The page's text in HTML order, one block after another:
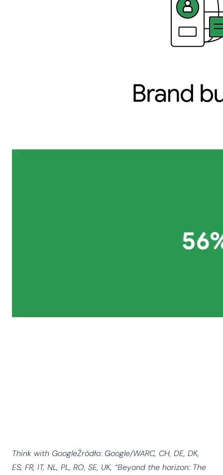
Think with GoogleŹródło: Google/WARC, CH, DE, DK,
ES, FR, IT, NL, PL, RO, SE, UK, “Beyond the horizon: The